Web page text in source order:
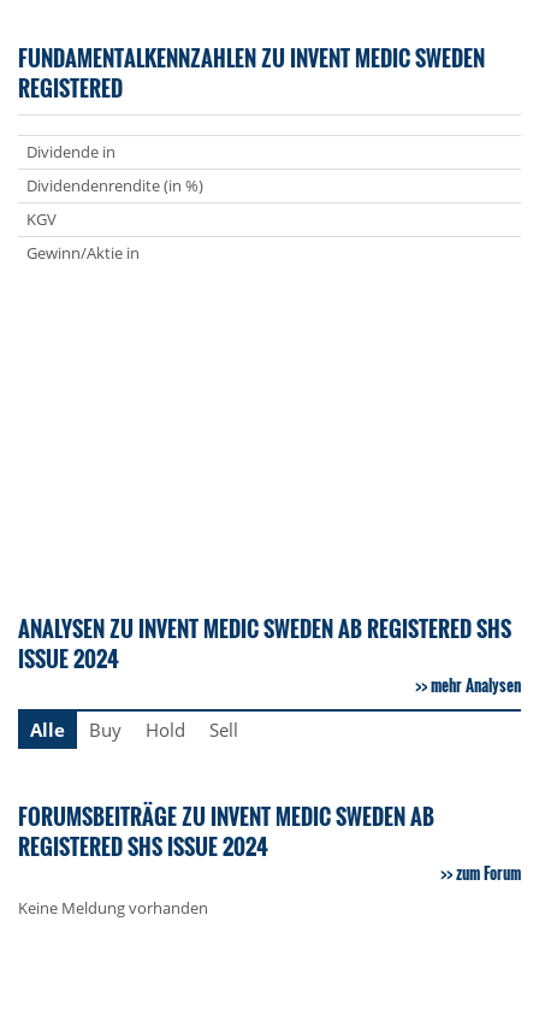
FUNDAMENTALKENNZAHLEN ZU INVENT MEDIC SWEDEN
REGISTERED
Dividende in
Dividendenrendite (in %)
KGV
Gewinn/Aktie in
ANALYSEN ZU INVENT MEDIC SWEDEN AB REGISTERED SHS
ISSUE 2024
mehr Analysen
Alle
Buy Hold Sell
FORUMSBEITRÄGE ZU INVENT MEDIC SWEDEN AB
REGISTERED SHS ISSUE 2024
zum Forum
Keine Meldung vorhanden